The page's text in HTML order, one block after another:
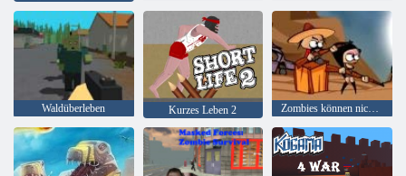
Waldüberleben Kurzes Leben 2 Zombies können nicht springen